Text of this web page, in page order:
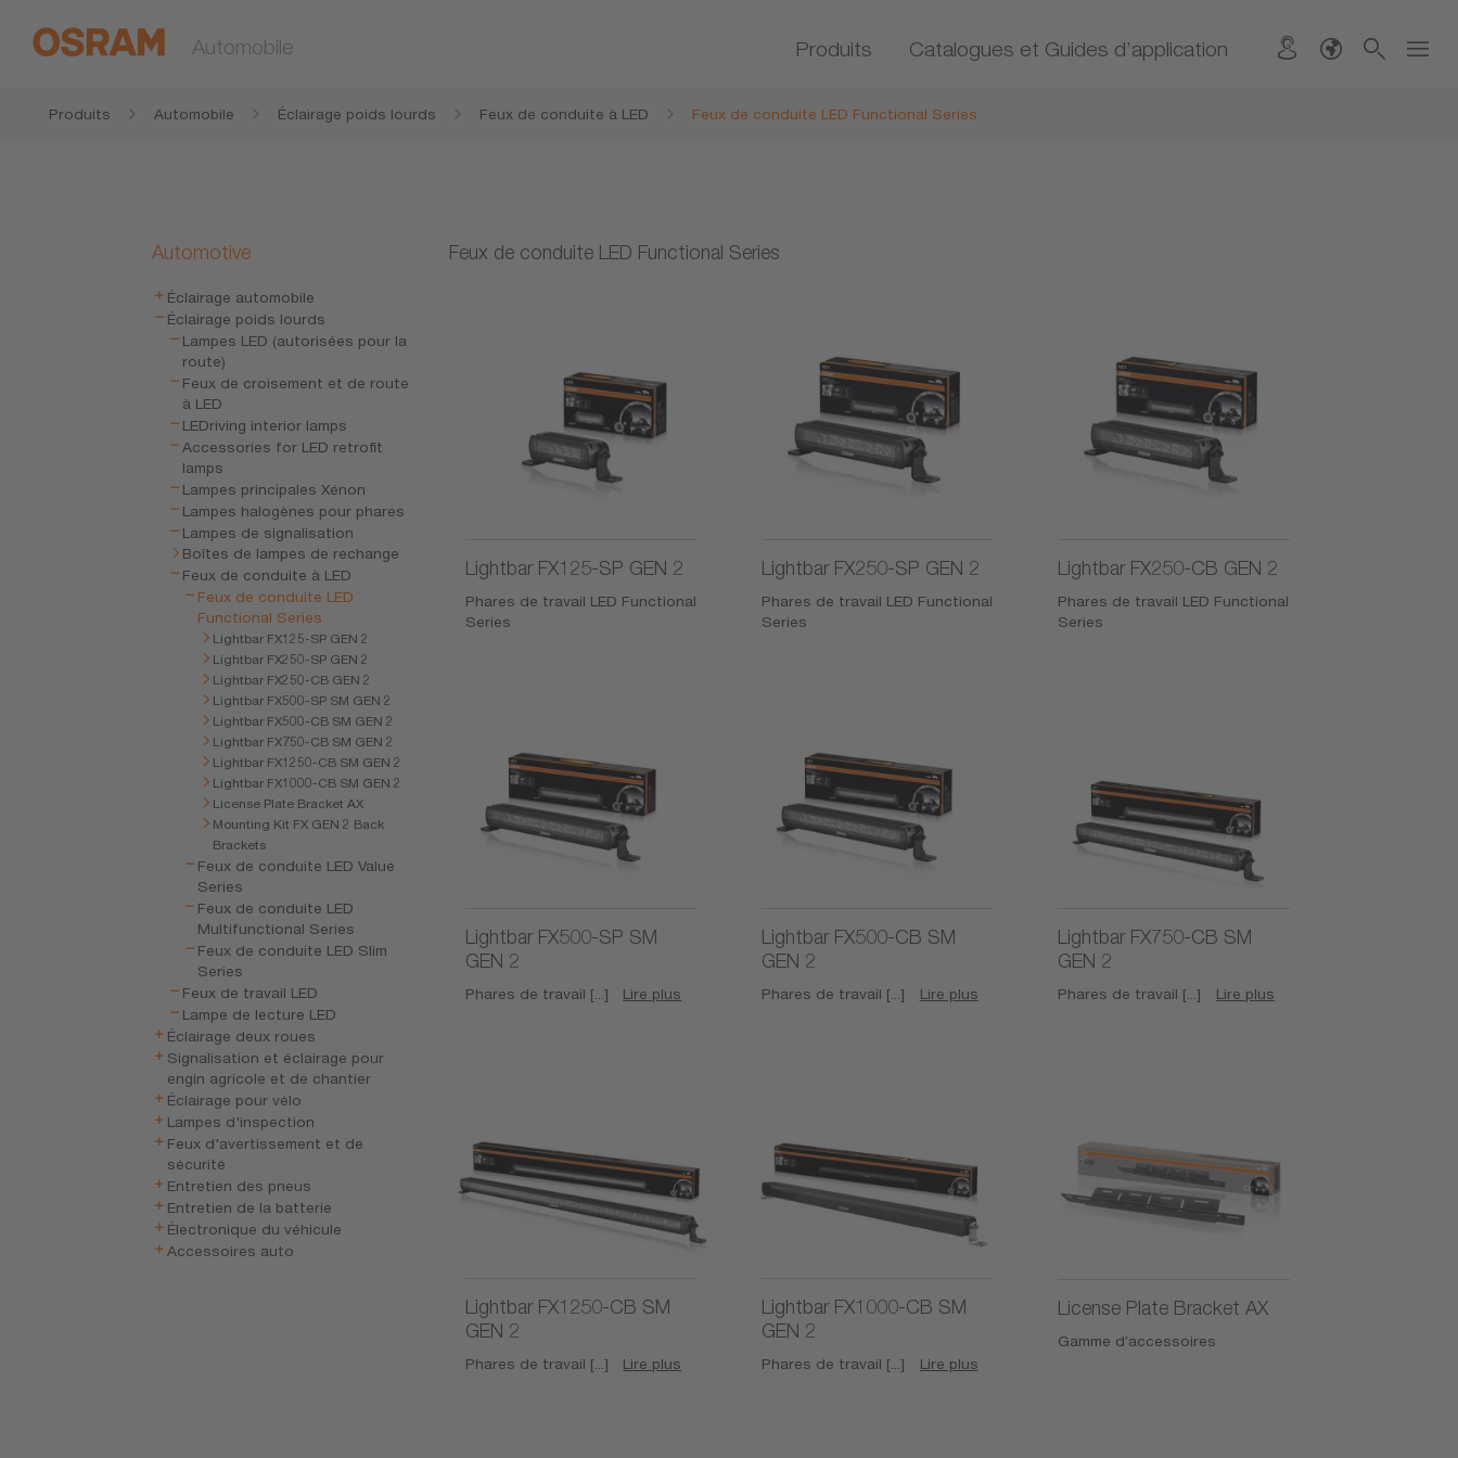
Automobile Produits Catalogues et Guides d’application
Produits Automobile Éclairage poids lourds Feux de conduite à LED Feux de conduite LED Functional Series
Automotive
Éclairage automobile
Éclairage poids lourds
Lampes LED (autorisées pour la
route)
Feux de croisement et de route
à LED
LEDriving interior lamps
Accessories for LED retrofit
lamps
Lampes principales Xénon
Lampes halogènes pour phares
Lampes de signalisation
Boîtes de lampes de rechange
Feux de conduite à LED
Feux de conduite LED
Functional Series
Lightbar FX125-SP GEN 2
Lightbar FX250-SP GEN 2
Lightbar FX250-CB GEN 2
Lightbar FX500-SP SM GEN 2
Lightbar FX500-CB SM GEN 2
Lightbar FX750-CB SM GEN 2
Lightbar FX1250-CB SM GEN 2
Lightbar FX1000-CB SM GEN 2
License Plate Bracket AX
Mounting Kit FX GEN 2 Back
Brackets
Feux de conduite LED Value
Series
Feux de conduite LED
Multifunctional Series
Feux de conduite LED Slim
Series
Feux de travail LED
Lampe de lecture LED
Éclairage deux roues
Signalisation et éclairage pour
engin agricole et de chantier
Éclairage pour vélo
Lampes d'inspection
Feux d'avertissement et de
sécurité
Entretien des pneus
Entretien de la batterie
Électronique du véhicule
Accessoires auto
Feux de conduite LED Functional Series
Lightbar FX125-SP GEN 2
Phares de travail LED Functional
Series
Lightbar FX250-SP GEN 2
Phares de travail LED Functional
Series
Lightbar FX250-CB GEN 2
Phares de travail LED Functional
Series
Lightbar FX500-SP SM
GEN 2
Phares de travail [...] Lire plus
Lightbar FX500-CB SM
GEN 2
Phares de travail [...] Lire plus
Lightbar FX750-CB SM
GEN 2
Phares de travail [...] Lire plus
Lightbar FX1250-CB SM
GEN 2
Phares de travail [...] Lire plus
Lightbar FX1000-CB SM
GEN 2
Phares de travail [...] Lire plus
License Plate Bracket AX
Gamme d’accessoires